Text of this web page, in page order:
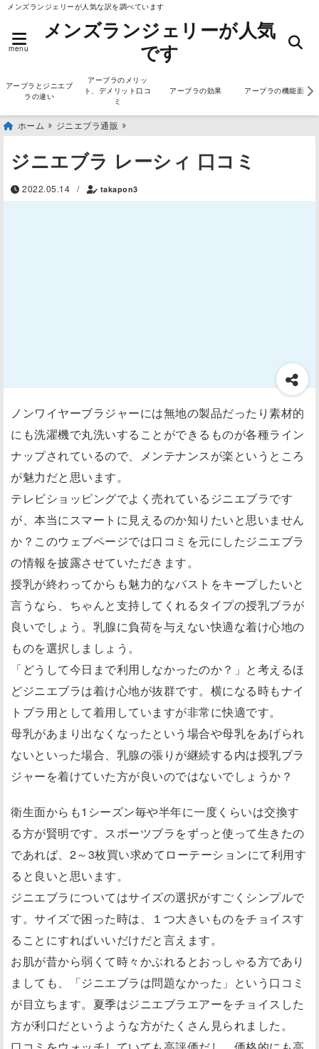
メンズランジェリーが人気な訳を調べています
menu
メンズランジェリーが人気
です
アーブラとジニエブ
ラの違い
アーブラのメリッ
ト、デメリット口コ
ミ
アーブラの効果 アーブラの機能面
ホーム ジニエブラ通販
ジニエブラ レーシィ 口コミ
2022.05.14 / takapon3
ノンワイヤーブラジャーには無地の製品だったり素材的
にも洗濯機で丸洗いすることができるものが各種ライン
ナップされているので、メンテナンスが楽というところ
が魅力だと思います。
テレビショッピングでよく売れているジニエブラです
が、本当にスマートに見えるのか知りたいと思いません
か？このウェブページでは口コミを元にしたジニエブラ
の情報を披露させていただきます。
授乳が終わってからも魅力的なバストをキープしたいと
言うなら、ちゃんと支持してくれるタイプの授乳ブラが
良いでしょう。乳腺に負荷を与えない快適な着け心地の
ものを選択しましょう。
「どうして今日まで利用しなかったのか？」と考えるほ
どジニエブラは着け心地が抜群です。横になる時もナイ
トブラ用として着用していますが非常に快適です。
母乳があまり出なくなったという場合や母乳をあげられ
ないといった場合、乳腺の張りが継続する内は授乳ブラ
ジャーを着けていた方が良いのではないでしょうか？
衛生面からも1シーズン毎や半年に一度くらいは交換す
る方が賢明です。スポーツブラをずっと使って生きたの
であれば、2～3枚買い求めてローテーションにて利用す
ると良いと思います。
ジニエブラについてはサイズの選択がすごくシンプルで
す。サイズで困った時は、１つ大きいものをチョイスす
ることにすればいいだけだと言えます。
お肌が昔から弱くて時々かぶれるとおっしゃる方であり
ましても、「ジニエブラは問題なかった」という口コミ
が目立ちます。夏季はジニエブラエアーをチョイスした
方が利口だというような方がたくさん見られました。